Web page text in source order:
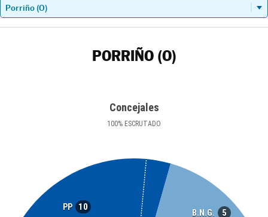
PORRIÑO (O)
Concejales
100% ESCRUTADO
PP 10
B.N.G. 5